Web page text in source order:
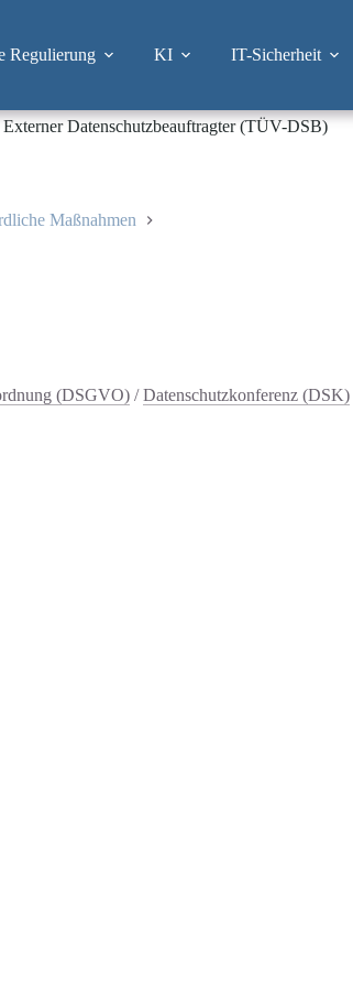
Regulierung KI IT-Sicherheit
Externer Datenschutzbeauftragter (TÜV-DSB)
Maßnahmen
(DSGVO) /Datenschutzkonferenz (DSK)